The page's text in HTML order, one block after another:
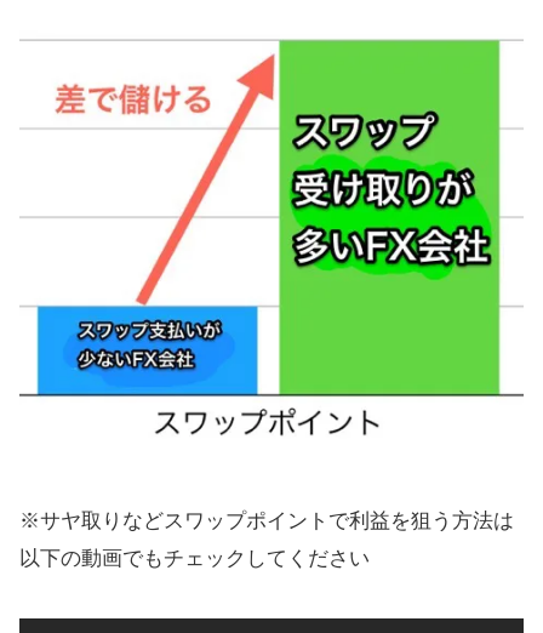
※サヤ取りなどスワップポイントで利益を狙う方法は
以下の動画でもチェックしてください